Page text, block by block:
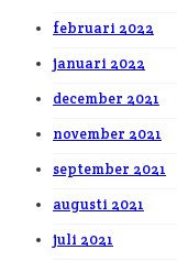
februari 2022
januari 2022
december 2021
november 2021
september 2021
augusti 2021
juli 2021